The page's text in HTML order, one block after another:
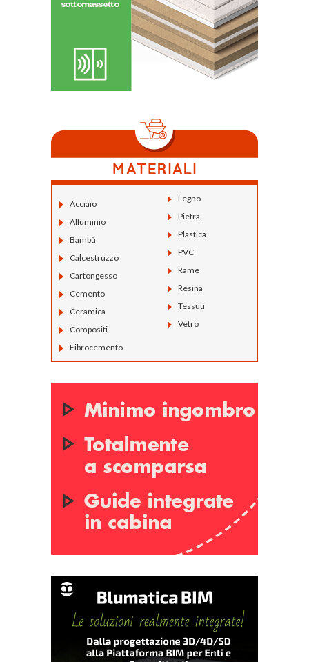
Acciaio
Alluminio
Bambù
Calcestruzzo
Cartongesso
Cemento
Ceramica
Compositi
Fibrocemento
Legno
Pietra
Plastica
PVC
Rame
Resina
Tessuti
Vetro